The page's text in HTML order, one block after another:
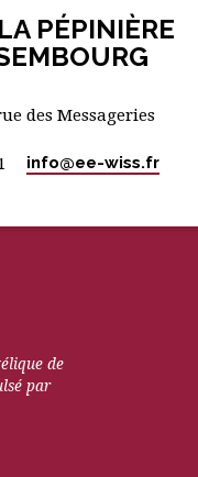
PÉPINIÈRE
des Messageries
info​@ee-wiss.fr
de
par